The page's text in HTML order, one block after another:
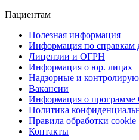
Пациентам
Полезная информация
Информация по справкам
Лицензии и ОГРН
Информация о юр. лицах
Надзорные и
Вакансии
Информация о
Политика
Правила обработки cookie
Контакты